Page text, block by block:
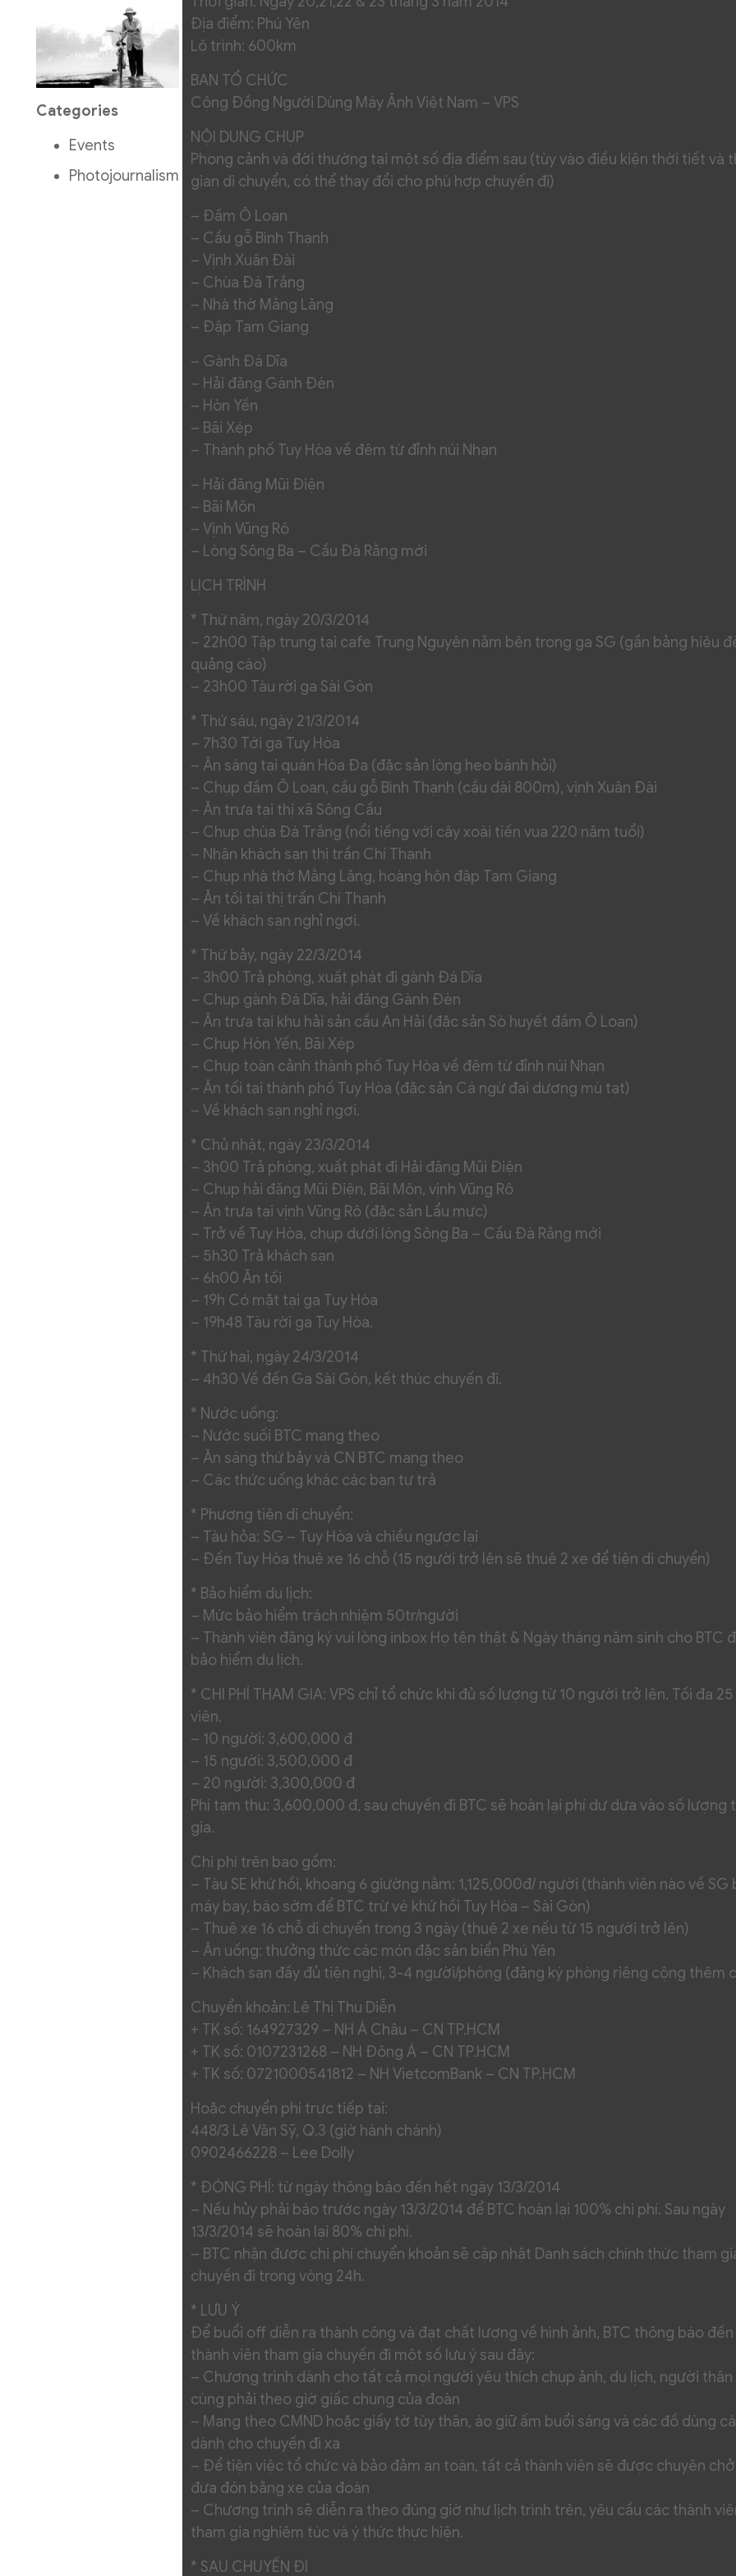
Categories
Events
Photojournalism
Địa điểm: Phú Yên
Lộ trình: 600km
BAN TỔ CHỨC
Cộng Đồng Người Dùng Máy Ảnh Việt Nam – VPS
NỘI DUNG CHỤP
Phong cảnh và đời thường tại một số địa điểm sau (tùy vào điều kiện thời tiết và
gian di chuyển, có thể thay đổi cho phù hợp chuyến đi)
– Đầm Ô Loan
– Cầu gỗ Bình Thạnh
– Vịnh Xuân Đài
– Chùa Đá Trắng
– Nhà thờ Mằng Lăng
– Đập Tam Giang
– Gành Đá Dĩa
– Hải đăng Gành Đèn
– Hòn Yến
– Bãi Xép
– Thành phố Tuy Hòa về đêm từ đỉnh núi Nhạn
– Hải đăng Mũi Điện
– Bãi Môn
– Vịnh Vũng Rô
– Lòng Sông Ba – Cầu Đà Rằng mới
LỊCH TRÌNH
* Thứ năm, ngày 20/3/2014
– 22h00 Tập trung tại cafe Trung Nguyên nằm bên trong ga SG (gần bảng hiệu
quảng cáo)
– 23h00 Tàu rời ga Sài Gòn
* Thứ sáu, ngày 21/3/2014
– 7h30 Tới ga Tuy Hòa
– Ăn sáng tại quán Hòa Đa (đặc sản lòng heo bánh hỏi)
– Chụp đầm Ô Loan, cầu gỗ Bình Thạnh (cầu dài 800m), vịnh Xuân Đài
– Ăn trưa tại thị xã Sông Cầu
– Chụp chùa Đá Trắng (nổi tiếng với cây xoài tiến vua 220 năm tuổi)
– Nhận khách sạn thị trấn Chí Thạnh
– Chụp nhà thờ Mằng Lăng, hoàng hôn đập Tam Giang
– Ăn tối tại thị trấn Chí Thạnh
– Về khách sạn nghỉ ngơi.
* Thứ bảy, ngày 22/3/2014
– 3h00 Trả phòng, xuất phát đi gành Đá Dĩa
– Chụp gành Đá Dĩa, hải đăng Gành Đèn
– Ăn trưa tại khu hải sản cầu An Hải (đặc sản Sò huyết đầm Ô Loan)
– Chụp Hòn Yến, Bãi Xép
– Chụp toàn cảnh thành phố Tuy Hòa về đêm từ đỉnh núi Nhạn
– Ăn tối tại thành phố Tuy Hòa (đặc sản Cá ngừ đại dương mù tạt)
– Về khách sạn nghỉ ngơi.
* Chủ nhật, ngày 23/3/2014
– 3h00 Trả phòng, xuất phát đi Hải đăng Mũi Điện
– Chụp hải đăng Mũi Điện, Bãi Môn, vịnh Vũng Rô
– Ăn trưa tại vịnh Vũng Rô (đặc sản Lẩu mực)
– Trở về Tuy Hòa, chụp dưới lòng Sông Ba – Cầu Đà Rằng mới
– 5h30 Trả khách sạn
– 6h00 Ăn tối
– 19h Có mặt tại ga Tuy Hòa
– 19h48 Tàu rời ga Tuy Hòa.
* Thứ hai, ngày 24/3/2014
– 4h30 Về đến Ga Sài Gòn, kết thúc chuyến đi.
* Nước uống:
– Nước suối BTC mang theo
– Ăn sáng thứ bảy và CN BTC mang theo
– Các thức uống khác các bạn tự trả
* Phương tiện di chuyển:
– Tàu hỏa: SG – Tuy Hòa và chiều ngược lại
– Đến Tuy Hòa thuê xe 16 chỗ (15 người trở lên sẽ thuê 2 xe để tiện di chuyển)
* Bảo hiểm du lịch:
– Mức bảo hiểm trách nhiệm 50tr/người
– Thành viên đăng ký vui lòng inbox Họ tên thật & Ngày tháng năm sinh cho BTC
bảo hiểm du lịch.
* CHI PHÍ THAM GIA: VPS chỉ tổ chức khi đủ số lượng từ 10 người trở lên. Tối đa
viên.
– 10 người: 3,600,000 đ
– 15 người: 3,500,000 đ
– 20 người: 3,300,000 đ
Phí tạm thu: 3,600,000 đ, sau chuyến đi BTC sẽ hoàn lại phí dư dựa vào số lượng
gia.
Chi phí trên bao gồm:
– Tàu SE khứ hồi, khoang 6 giường nằm: 1,125,000đ/ người (thành viên nào về SG
máy bay, báo sớm để BTC trừ vé khứ hồi Tuy Hòa – Sài Gòn)
– Thuê xe 16 chỗ di chuyển trong 3 ngày (thuê 2 xe nếu từ 15 người trở lên)
– Ăn uống: thưởng thức các món đặc sản biển Phú Yên
– Khách sạn đầy đủ tiện nghi, 3-4 người/phòng (đăng ký phòng riêng cộng thêm
Chuyển khoản: Lê Thị Thu Diễn
+ TK số: 164927329 – NH Á Châu – CN TP.HCM
+ TK số: 0107231268 – NH Đông Á – CN TP.HCM
+ TK số: 0721000541812 – NH VietcomBank – CN TP.HCM
Hoặc chuyển phí trực tiếp tại:
448/3 Lê Văn Sỹ, Q.3 (giờ hành chánh)
0902466228 – Lee Dolly
* ĐÓNG PHÍ: từ ngày thông báo đến hết ngày 13/3/2014
– Nếu hủy phải báo trước ngày 13/3/2014 để BTC hoàn lại 100% chi phí. Sau ngày
13/3/2014 sẽ hoàn lại 80% chi phí.
– BTC nhận được chi phí chuyển khoản sẽ cập nhật Danh sách chính thức tham
chuyến đi trong vòng 24h.
* LƯU Ý
Để buổi off diễn ra thành công và đạt chất lượng về hình ảnh, BTC thông báo
thành viên tham gia chuyến đi một số lưu ý sau đây:
– Chương trình dành cho tất cả mọi người yêu thích chụp ảnh, du lịch, người thân
cùng phải theo giờ giấc chung của đoàn
– Mang theo CMND hoặc giấy tờ tùy thân, áo giữ ấm buổi sáng và các đồ dùng
dành cho chuyến đi xa
– Để tiện việc tổ chức và bảo đảm an toàn, tất cả thành viên sẽ được chuyên
đưa đón bằng xe của đoàn
– Chương trình sẽ diễn ra theo đúng giờ như lịch trình trên, yêu cầu các thành
tham gia nghiêm túc và ý thức thực hiện.
* SAU CHUYẾN ĐI